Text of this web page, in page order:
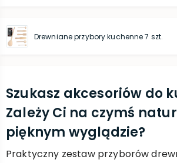
Drewniane przybory kuchenne 7 szt.
Szukasz akcesoriów do
Zależy Ci na czymś
pięknym wyglądzie?
Praktyczny zestaw przyborów